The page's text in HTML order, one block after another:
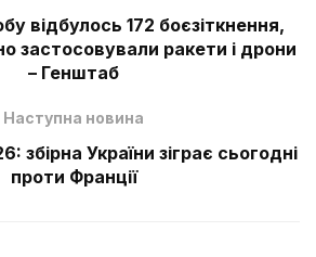
відбулось 172 боєзіткнення,
застосовували ракети і дрони
– Генштаб
Наступна новина
збірна України зіграє сьогодні
проти Франції